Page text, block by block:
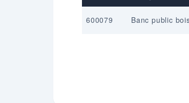
600079 Banc public